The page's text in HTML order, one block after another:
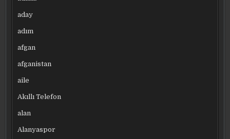
aday
adım
afgan
afganistan
aile
Akıllı Telefon
alan
Alanyaspor